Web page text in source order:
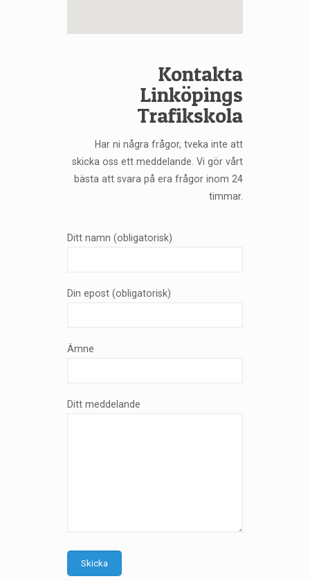
Kontakta
Linköpings
Trafikskola
Har ni några frågor, tveka inte att
skicka oss ett meddelande. Vi gör vårt
bästa att svara på era frågor inom 24
timmar.
Ditt namn (obligatorisk)
Din epost (obligatorisk)
Ämne
Ditt meddelande
Skicka